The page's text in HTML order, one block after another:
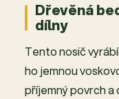
Dřevěná
dílny
Tento nosič
ho jemnou
příjemný povrch